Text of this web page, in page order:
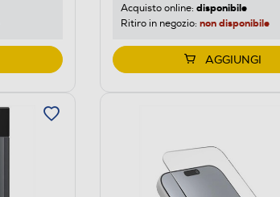
Acquisto online: disponibile
Ritiro in negozio: non disponibile
AGGIUNGI